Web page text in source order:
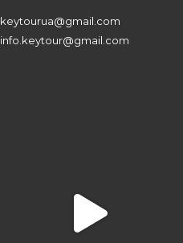
keytourua@gmail.com
info.keytour@gmail.com